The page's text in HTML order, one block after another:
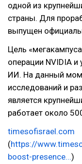
одной из
страны. Для
выпущен
Цель
операции NVIDIA и
ИИ. На данный
исследований и
является
работает около
timesofisrael.com
(https://
boost-presence...)